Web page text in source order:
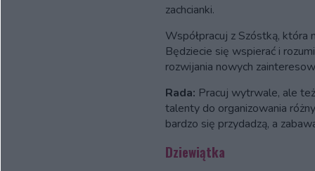
zachcianki.
Współpracuj z Szóstką,
Będziecie się wspierać i
rozwijania nowych
Rada: Pracuj wytrwale, ale
talenty do organizowania
bardzo się przydadzą, a
Dziewiątka